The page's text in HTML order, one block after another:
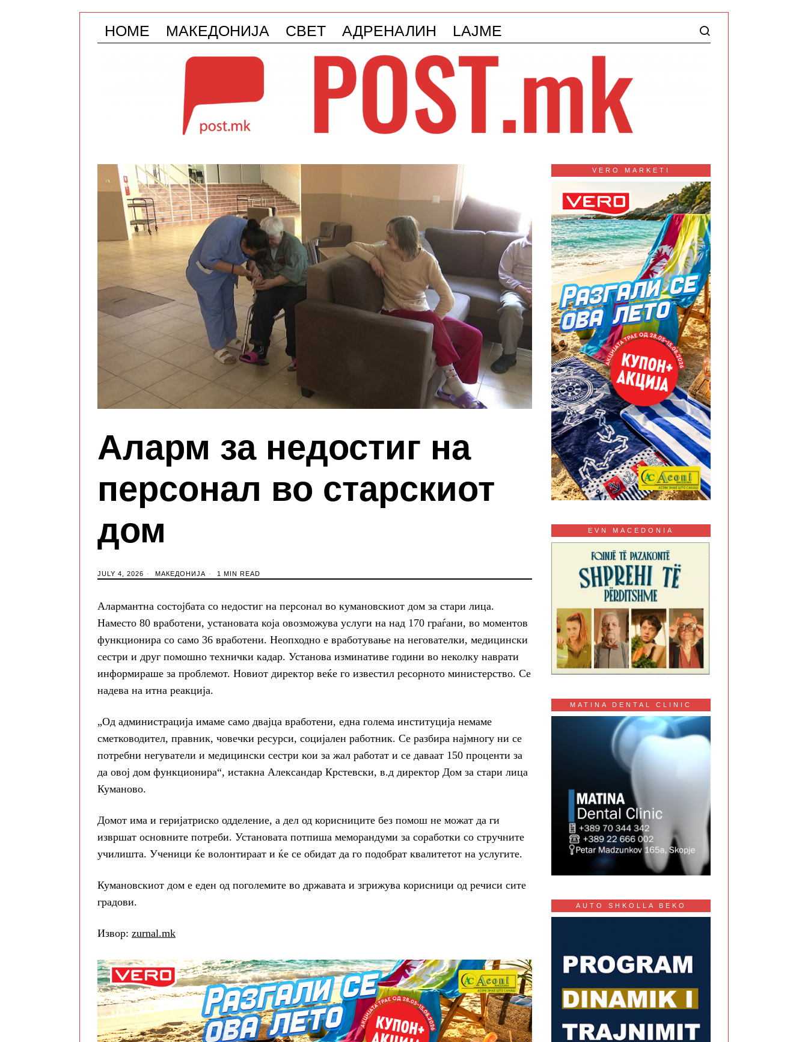
HOME МАКЕДОНИЈА СВЕТ АДРЕНАЛИН LAJME
Аларм за недостиг на
персонал во старскиот
дом
JULY 4, 2026 МАКЕДОНИЈА 1 MIN READ
Алармантна состојбата со недостиг на персонал во кумановскиот дом за стари лица.
Наместо 80 вработени, установата која овозможува услуги на над 170 граѓани, во моментов
функционира со само 36 вработени. Неопходно е вработување на негователки, медицински
сестри и друг помошно технички кадар. Установа изминативе години во неколку наврати
информираше за проблемот. Новиот директор веќе го известил ресорното министерство. Се
надева на итна реакција.
„Од администрација имаме само двајца вработени, една голема институција немаме
сметководител, правник, човечки ресурси, социјален работник. Се разбира најмногу ни се
потребни негуватели и медицински сестри кои за жал работат и се даваат 150 проценти за
да овој дом функционира“, истакна Александар Крстевски, в.д директор Дом за стари лица
Куманово.
Домот има и геријатриско одделение, а дел од корисниците без помош не можат да ги
извршат основните потреби. Установата потпиша меморандуми за соработки со стручните
училишта. Ученици ќе волонтираат и ќе се обидат да го подобрат квалитетот на услугите.
Кумановскиот дом е еден од поголемите во државата и згрижува корисници од речиси сите
градови.
Извор: zurnal.mk
VERO MARKETI
EVN MACEDONIA
MATINA DENTAL CLINIC
AUTO SHKOLLA BEKO